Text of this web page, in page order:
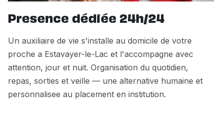
Presence dédiée 24h/24
Un auxiliaire de vie s'installe au domicile de votre
proche a Estavayer-le-Lac et l'accompagne avec
attention, jour et nuit. Organisation du quotidien,
repas, sorties et veille — une alternative humaine et
personnalisee au placement en institution.